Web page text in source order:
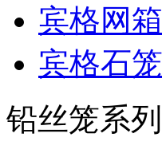
宾格网箱
宾格石
铅丝笼系列